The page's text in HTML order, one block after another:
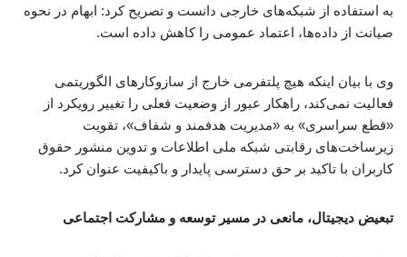
به استفاده از شبکه‌های خارجی دانست و تصریح کرد: ابهام در نحوه
صیانت از داده‌ها، اعتماد عمومی را کاهش داده است.
وی با بیان اینکه هیچ پلتفرمی خارج از سازوکارهای الگوریتمی
فعالیت نمی‌کند، راهکار عبور از وضعیت فعلی را تغییر رویکرد از
«قطع سراسری» به «مدیریت هدفمند و شفاف»، تقویت
زیرساخت‌های رقابتی شبکه ملی اطلاعات و تدوین منشور حقوق
کاربران با تاکید بر حق دسترسی پایدار و باکیفیت عنوان کرد.
تبعیض دیجیتال، مانعی در مسیر توسعه و مشارکت اجتماعی